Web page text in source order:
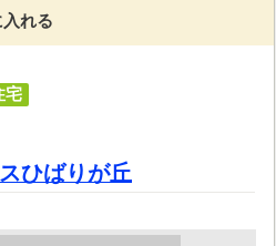
れる
宅
ひばりが丘